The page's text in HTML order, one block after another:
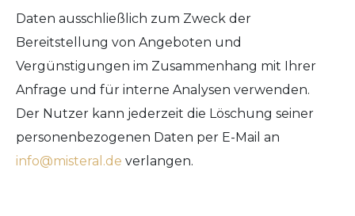
Daten ausschließlich zum Zweck der
Bereitstellung von Angeboten und
Vergünstigungen im Zusammenhang mit Ihrer
Anfrage und für interne Analysen verwenden.
Der Nutzer kann jederzeit die Löschung seiner
personenbezogenen Daten per E-Mail an
info@misteral.de verlangen.